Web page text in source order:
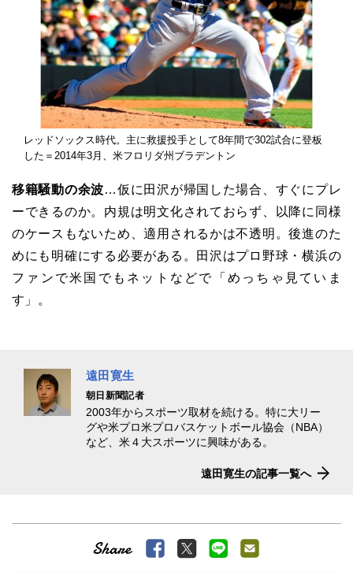
レッドソックス時代。主に救援投手として8年間で302試合に登板
した＝2014年3月、米フロリダ州ブラデントン
移籍騒動の余波…仮に田沢が帰国した場合、すぐにプレ
ーできるのか。内規は明文化されておらず、以降に同様
のケースもないため、適用されるかは不透明。後進のた
めにも明確にする必要がある。田沢はプロ野球・横浜の
ファンで米国でもネットなどで「めっちゃ見ていま
す」。
遠田寛生
朝日新聞記者
2003年からスポーツ取材を続ける。特に大リー
グや米プロ米プロバスケットボール協会（NBA）
など、米４大スポーツに興味がある。
遠田寛生の記事一覧へ